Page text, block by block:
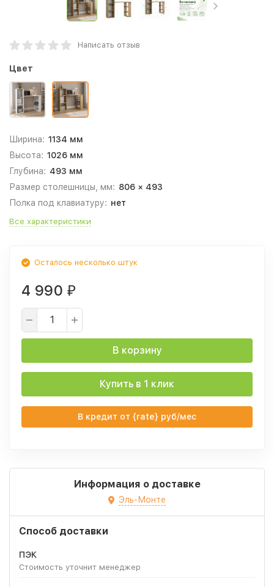
Написать отзыв
Цвет
Ширина: 1134 мм
Высота: 1026 мм
Глубина: 493 мм
Размер столешницы, мм: 806 × 493
Полка под клавиатуру: нет
Все характеристики
Осталось несколько штук
4 990 ₽
В корзину
Купить в 1 клик
В кредит от {rate} руб/мес
Информация о доставке
Эль-Монте
Способ доставки
ПЭК
Стоимость уточнит менеджер